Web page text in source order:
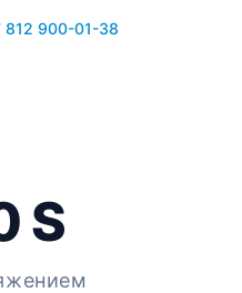
812 900-01-38
S